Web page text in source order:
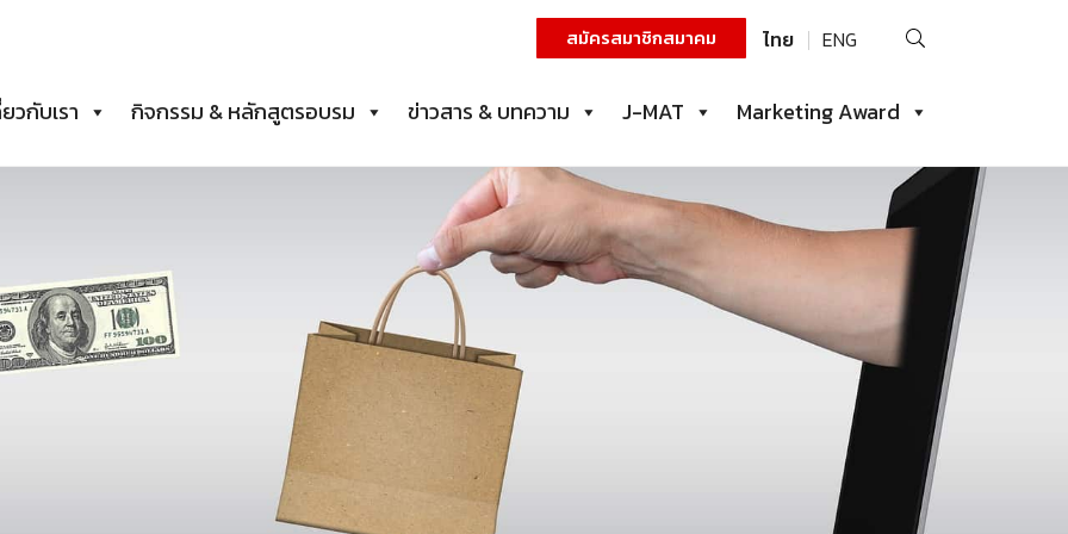
สมัครสมาชิกสมาคม ไทย ENG
ค้นหา
วกับเรา
กิจกรรม & หลักสูตรอบรม ข่าวสาร & บทความ J-MAT Marketing Award